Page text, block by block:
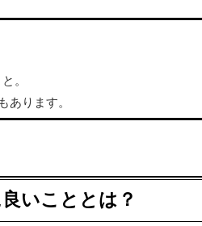
。
ります。
いこととは？